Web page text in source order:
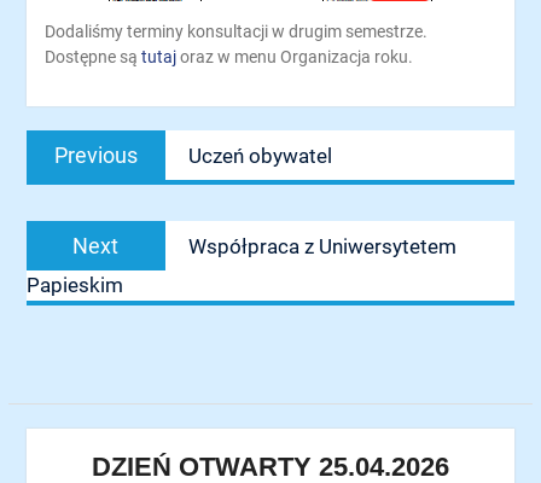
Dodaliśmy terminy konsultacji w drugim semestrze.
Dostępne są tutajoraz w menu Organizacja roku.
Nawigacja
wpisu
Previous
post:
Uczeń obywatel
Next
post:
Współpraca z Uniwersytetem
Papieskim
DZIEŃ OTWARTY 25.04.2026